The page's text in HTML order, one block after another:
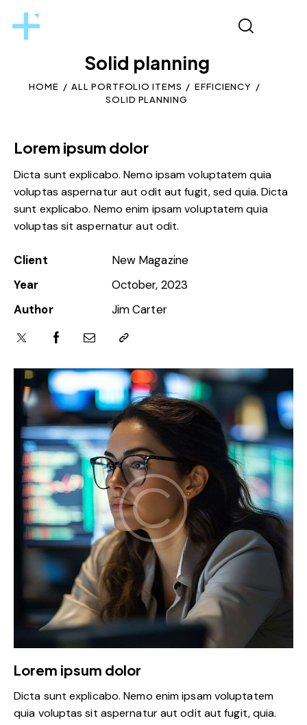
Solid planning
HOME ALL PORTFOLIO ITEMS
EFFICIENCY
SOLID PLANNING
Lorem ipsum dolor
Dicta sunt explicabo. Nemo ipsam voluptatem quia
voluptas aspernatur aut odit aut fugit, sed quia. Dicta
sunt explicabo. Nemo enim ipsam voluptatem quia
voluptas sit aspernatur aut odit.
Client
New Magazine
Year
October, 2023
Author
Jim Carter
Lorem ipsum dolor
Dicta sunt explicabo. Nemo enim ipsam voluptatem
quia voluptas sit aspernatur aut odit aut fugit, quia.